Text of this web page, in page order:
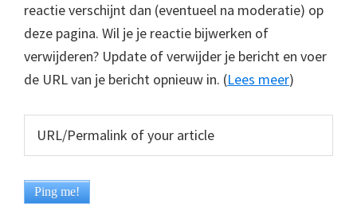
reactie verschijnt dan (eventueel na moderatie) op
deze pagina. Wil je je reactie bijwerken of
verwijderen? Update of verwijder je bericht en voer
de URL van je bericht opnieuw in. (Lees meer)